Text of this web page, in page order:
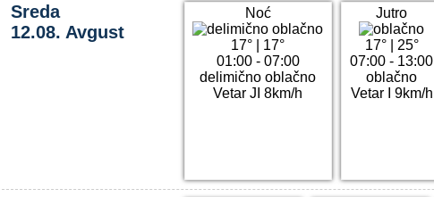
Sreda
12.08. Avgust
Noć
17°
17°
01:00 - 07:00
delimično oblačno
Vetar JI 8km/h
Jutro
17°| 25°
07:00 - 13:00
oblačno
Vetar I 9km/h